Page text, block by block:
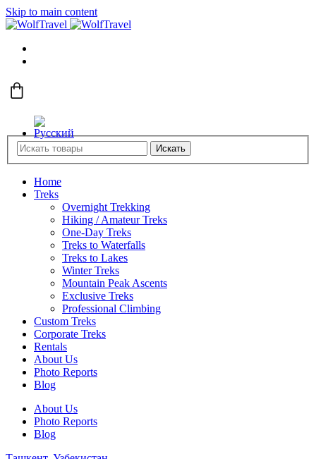
Skip to main content
Искать
Home
Treks
Overnight Trekking
Hiking / Amateur Treks
One-Day Treks
Treks to Waterfalls
Treks to Lakes
Winter Treks
Mountain Peak Ascents
Exclusive Treks
Professional Climbing
Custom Treks
Corporate Treks
Rentals
About Us
Photo Reports
Blog
About Us
Photo Reports
Blog